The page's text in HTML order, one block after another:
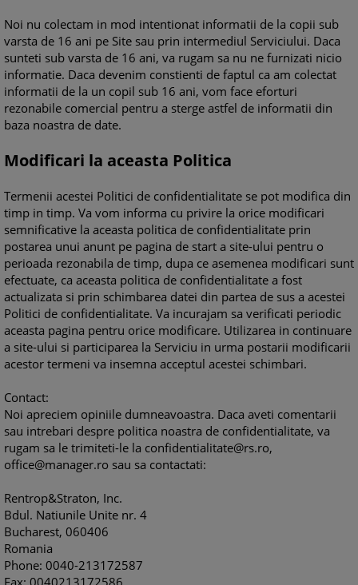
Noi nu colectam in mod intentionat informatii de la copii sub
varsta de 16 ani pe Site sau prin intermediul Serviciului. Daca
sunteti sub varsta de 16 ani, va rugam sa nu ne furnizati nicio
informatie. Daca devenim constienti de faptul ca am colectat
informatii de la un copil sub 16 ani, vom face eforturi
rezonabile comercial pentru a sterge astfel de informatii din
baza noastra de date.
Modificari la aceasta Politica
Termenii acestei Politici de confidentialitate se pot modifica din
timp in timp. Va vom informa cu privire la orice modificari
semnificative la aceasta politica de confidentialitate prin
postarea unui anunt pe pagina de start a site-ului pentru o
perioada rezonabila de timp, dupa ce asemenea modificari sunt
efectuate, ca aceasta politica de confidentialitate a fost
actualizata si prin schimbarea datei din partea de sus a acestei
Politici de confidentialitate. Va incurajam sa verificati periodic
aceasta pagina pentru orice modificare. Utilizarea in continuare
a site-ului si participarea la Serviciu in urma postarii modificarii
acestor termeni va insemna acceptul acestei schimbari.
Contact:
Noi apreciem opiniile dumneavoastra. Daca aveti comentarii
sau intrebari despre politica noastra de confidentialitate, va
rugam sa le trimiteti-le la confidentialitate@rs.ro,
office@manager.ro sau sa contactati:
Rentrop&Straton, Inc.
Bdul. Natiunile Unite nr. 4
Bucharest, 060406
Romania
Phone: 0040-213172587
Fax: 0040213172586